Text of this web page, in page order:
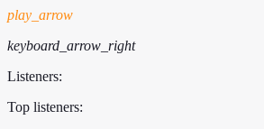
play_arrow
keyboard_arrow_right
Listeners:
Top listeners: